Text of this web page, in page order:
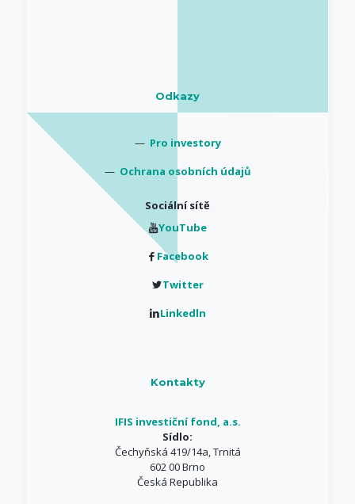
Odkazy
— Pro investory
— Ochrana osobních údajů
Sociální sítě
YouTube
Facebook
Twitter
Linkedln
Kontakty
IFIS investiční fond, a.s.
Sídlo:
Čechyňská 419/14a, Trnitá
602 00 Brno
Česká Republika